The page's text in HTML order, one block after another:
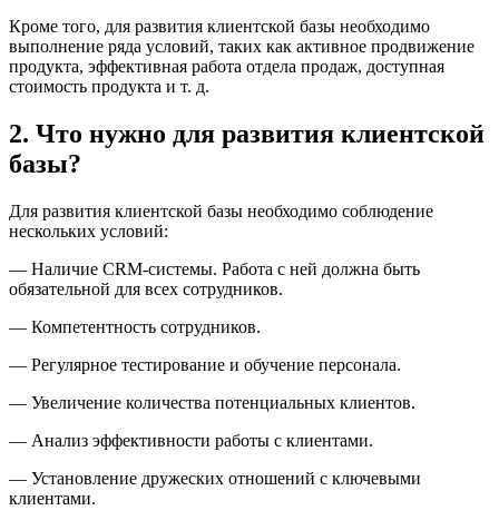
Кроме того, для развития клиентской базы необходимо
выполнение ряда условий, таких как активное продвижение
продукта, эффективная работа отдела продаж, доступная
стоимость продукта и т. д.
2. Что нужно для развития клиентской
базы?
Для развития клиентской базы необходимо соблюдение
нескольких условий:
— Наличие CRM-системы. Работа с ней должна быть
обязательной для всех сотрудников.
— Компетентность сотрудников.
— Регулярное тестирование и обучение персонала.
— Увеличение количества потенциальных клиентов.
— Анализ эффективности работы с клиентами.
— Установление дружеских отношений с ключевыми
клиентами.